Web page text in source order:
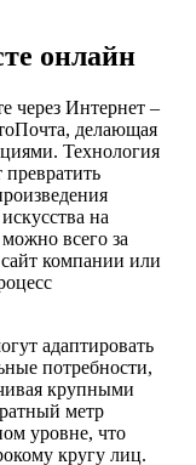
онлайн
через Интернет –
делающая
Технология
превратить
на
всего за
компании или
адаптировать
потребности,
крупными
метр
уровне, что
кругу лиц.